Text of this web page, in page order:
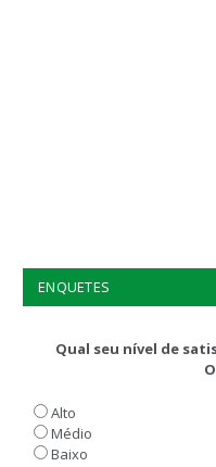
ENQUETES
Qual seu nível de
Alto
Médio
Baixo